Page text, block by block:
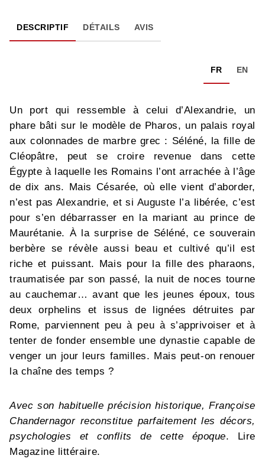
DESCRIPTIF DÉTAILS AVIS
FR EN
Un port qui ressemble à celui d’Alexandrie, un
phare bâti sur le modèle de Pharos, un palais royal
aux colonnades de marbre grec : Séléné, la fille de
Cléopâtre, peut se croire revenue dans cette
Égypte à laquelle les Romains l’ont arrachée à l’âge
de dix ans. Mais Césarée, où elle vient d’aborder,
n’est pas Alexandrie, et si Auguste l’a libérée, c’est
pour s’en débarrasser en la mariant au prince de
Maurétanie. À la surprise de Séléné, ce souverain
berbère se révèle aussi beau et cultivé qu’il est
riche et puissant. Mais pour la fille des pharaons,
traumatisée par son passé, la nuit de noces tourne
au cauchemar… avant que les jeunes époux, tous
deux orphelins et issus de lignées détruites par
Rome, parviennent peu à peu à s’apprivoiser et à
tenter de fonder ensemble une dynastie capable de
venger un jour leurs familles. Mais peut-on renouer
la chaîne des temps ?
Avec son habituelle précision historique, Françoise
Chandernagor reconstitue parfaitement les décors,
psychologies et conflits de cette époque. Lire
Magazine littéraire.